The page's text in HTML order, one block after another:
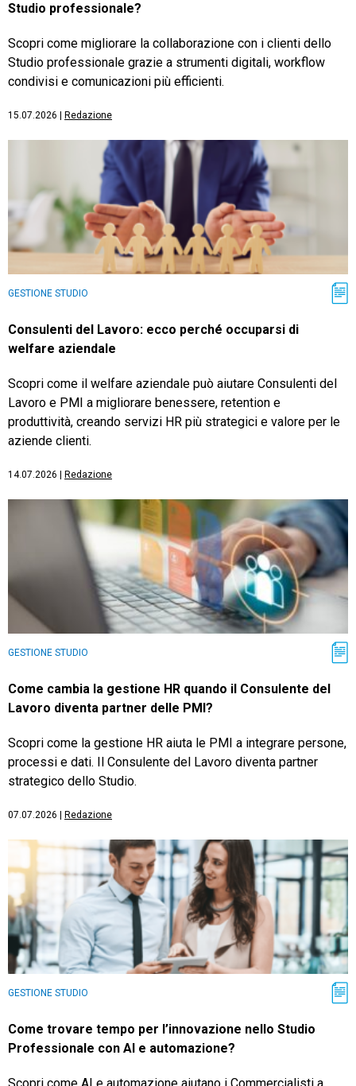
Studio professionale?
Scopri come migliorare la collaborazione con i clienti dello
Studio professionale grazie a strumenti digitali, workflow
condivisi e comunicazioni più efficienti.
15.07.2026 Redazione
GESTIONE STUDIO
Consulenti del Lavoro: ecco perché occuparsi di
welfare aziendale
Scopri come il welfare aziendale può aiutare Consulenti del
Lavoro e PMI a migliorare benessere, retention e
produttività, creando servizi HR più strategici e valore per le
aziende clienti.
14.07.2026 Redazione
GESTIONE STUDIO
Come cambia la gestione HR quando il Consulente del
Lavoro diventa partner delle PMI?
Scopri come la gestione HR aiuta le PMI a integrare persone,
processi e dati. Il Consulente del Lavoro diventa partner
strategico dello Studio.
07.07.2026 Redazione
GESTIONE STUDIO
Come trovare tempo per l’innovazione nello Studio
Professionale con AI e automazione?